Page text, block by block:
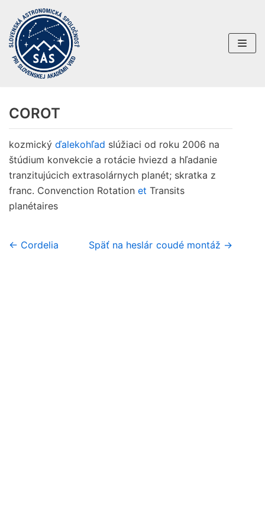
Preskočiť
na
obsah
COROT
kozmický ďalekohľad slúžiaci od roku 2006 na
štúdium konvekcie a rotácie hviezd a hľadanie
tranzitujúcich extrasolárnych planét; skratka z
franc. Convenction Rotation et Transits
planétaires
← Cordelia Späť na heslár coudé montáž →